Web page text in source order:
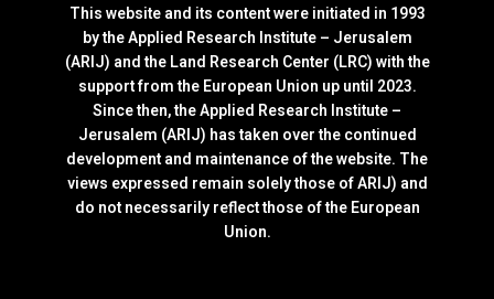
This website and its content were initiated in 1993
by the Applied Research Institute – Jerusalem
(ARIJ) and the Land Research Center (LRC) with the
support from the European Union up until 2023.
Since then, the Applied Research Institute –
Jerusalem (ARIJ) has taken over the continued
development and maintenance of the website. The
views expressed remain solely those of ARIJ) and
do not necessarily reflect those of the European
Union.